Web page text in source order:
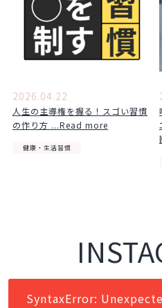
2026.04.22
人生の主導権を握る！スゴい習慣
の作り方 ...Read more
健康・生活習慣
SyntaxError: